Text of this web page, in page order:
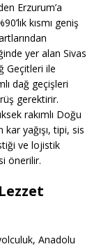
Erzurum’a
kısmı geniş
yer alan Sivas
Geçitleri ile
dağ geçişleri
gerektirir.
rakımlı Doğu
yağışı, tipi, sis
ve lojistik
önerilir.
Anadolu